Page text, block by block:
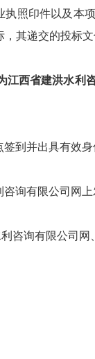
照印件以及本
其递交的投标文
江西省建洪水利
到并出具有效身
询有限公司网上
咨询有限公司网